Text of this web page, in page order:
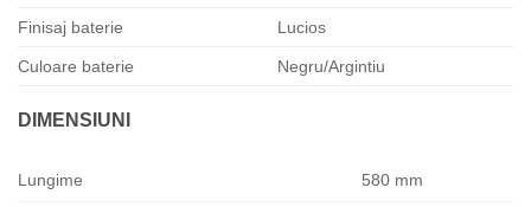
Finisaj baterie Lucios
Culoare baterie Negru/Argintiu
DIMENSIUNI
Lungime 580 mm